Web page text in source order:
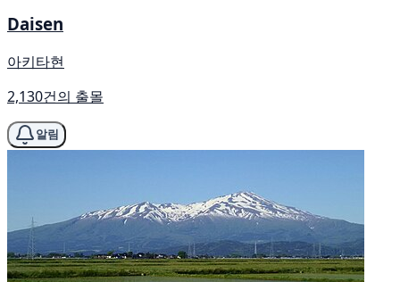
Daisen
아키타현
2,130건의 출몰
알림